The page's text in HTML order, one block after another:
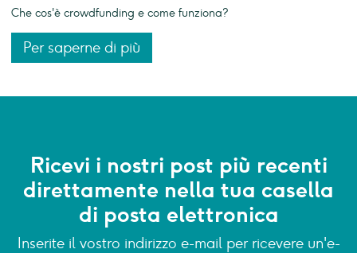
Che cos'è crowdfunding e come funziona?
Per saperne di più
Ricevi i nostri post più recenti
direttamente nella tua casella
di posta elettronica
Inserite il vostro indirizzo e-mail per ricevere un'e-